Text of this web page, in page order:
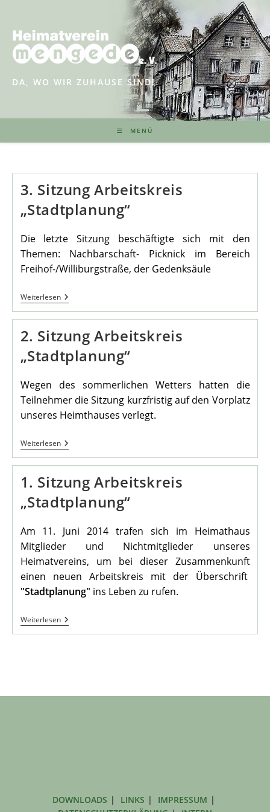
springen
DA, WO WIR ZUHAUSE SIND!
MENÜ
3. Sitzung Arbeitskreis
„Stadtplanung“
Die letzte Sitzung beschäftigte sich mit den
Themen: Nachbarschaft- Picknick im Bereich
Freihof-/Williburgstraße, der Gedenksäule
Weiterlesen3.
Sitzung
Arbeitskreis
2. Sitzung Arbeitskreis
„Stadtplanung“
Wegen des sommerlichen Wetters hatten die
Teilnehmer die Sitzung kurzfristig auf den Vorplatz
unseres Heimthauses verlegt.
Weiterlesen2.
Sitzung
Arbeitskreis
1. Sitzung Arbeitskreis
„Stadtplanung“
Am 11. Juni 2014 trafen sich im Heimathaus
Mitglieder und Nichtmitglieder unseres
Heimatvereins, um bei dieser Zusammenkunft
einen neuen Arbeitskreis mit der Überschrift
"Stadtplanung" ins Leben zu rufen.
Weiterlesen1.
Sitzung
DOWNLOADS LINKS
IMPRESSUM